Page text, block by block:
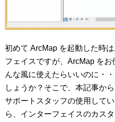
初めて ArcMap を起動した時
フェイスですが、ArcMap を
んな風に使えたらいいのに・
しょうか？そこで、本記事か
サポートスタッフの使用して
ら、インターフェイスのカス